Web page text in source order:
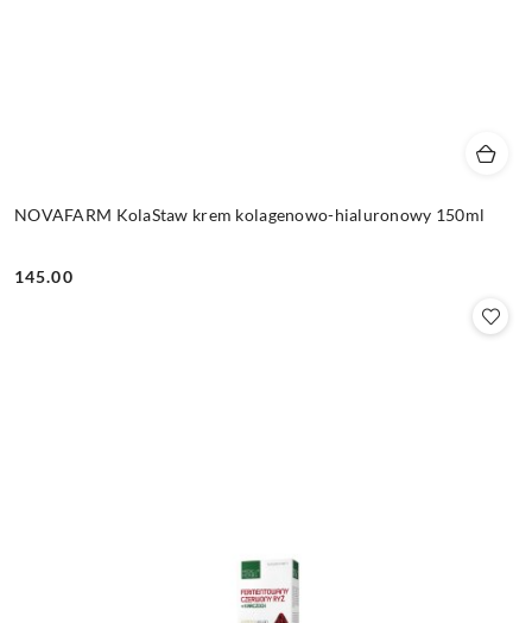
NOVAFARM KolaStaw krem kolagenowo-hialuronowy 150ml
Cena:
145.00